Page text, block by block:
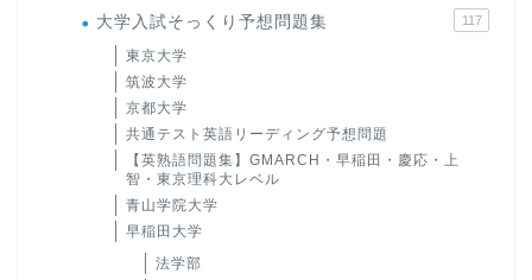
大学入試そっくり予想問題集 117
東京大学
筑波大学
京都大学
共通テスト英語リーディング予想問題
【英熟語問題集】GMARCH・早稲田・慶応・上
智・東京理科大レベル
青山学院大学
早稲田大学
法学部